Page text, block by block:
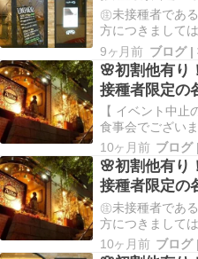
収める事は困難
させて頂…
重洲のイタリ
でコース料理
会！ 社会人
知
㊟未接種者であ
方につきまして
す。 【 食事会概
Ⅽovid19ワクチ
す！ ※直結なの
れる心配はあり
ので、周りの目
9ヶ月前
🌸初割他有り
接種者限定の
本木のイタ
でランチ会！
ントの告知
【 イベント中
食事会でござい
止とさせて頂き
ですが、女性の
に大きな差異が
一定以内に収め
ながら中止と致
きたい…
10ヶ月前
🌸初割他有り
接種者限定の
本木のイタリ
でランチ会！
ントの告知
㊟未接種者であ
方につきまして
す。 【 食事会概
Ⅽovid19ワクチ
10ヶ月前